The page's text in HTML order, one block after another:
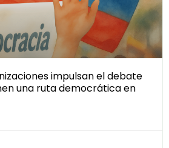
impulsan el debate
una ruta democrática en